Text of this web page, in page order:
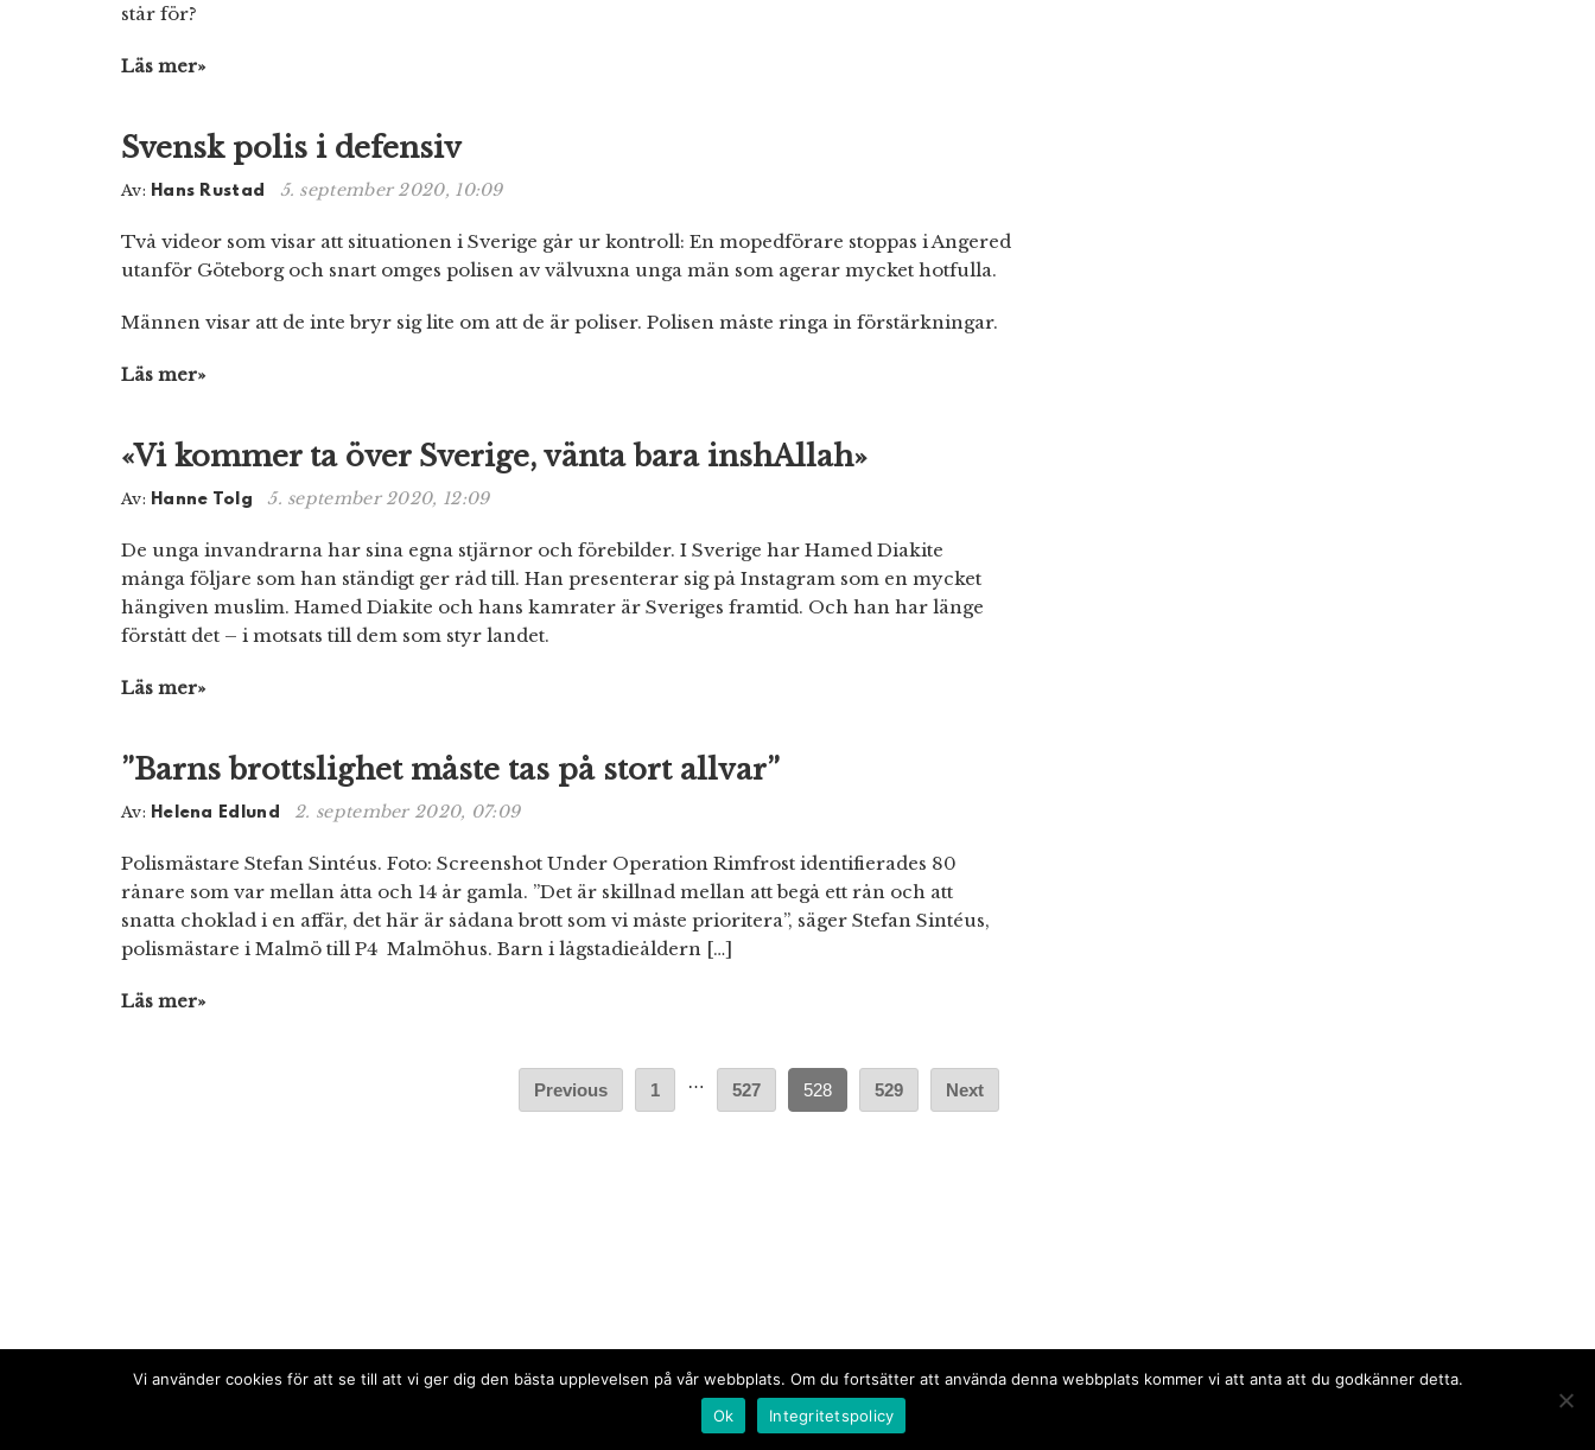
står för?
Läs mer»
Svensk polis i defensiv
Av: Hans Rustad 5. september 2020, 10:09
Två videor som visar att situationen i Sverige går ur kontroll: En mopedförare stoppas i Angered
utanför Göteborg och snart omges polisen av välvuxna unga män som agerar mycket hotfulla.
Männen visar att de inte bryr sig lite om att de är poliser. Polisen måste ringa in förstärkningar.
Läs mer»
«Vi kommer ta över Sverige, vänta bara inshAllah»
Av: Hanne Tolg 5. september 2020, 12:09
De unga invandrarna har sina egna stjärnor och förebilder. I Sverige har Hamed Diakite
många följare som han ständigt ger råd till. Han presenterar sig på Instagram som en mycket
hängiven muslim. Hamed Diakite och hans kamrater är Sveriges framtid. Och han har länge
förstått det – i motsats till dem som styr landet.
Läs mer»
”Barns brottslighet måste tas på stort allvar”
Av: Helena Edlund 2. september 2020, 07:09
Polismästare Stefan Sintéus. Foto: Screenshot Under Operation Rimfrost identifierades 80
rånare som var mellan åtta och 14 år gamla. ”Det är skillnad mellan att begå ett rån och att
snatta choklad i en affär, det här är sådana brott som vi måste prioritera”, säger Stefan Sintéus,
polismästare i Malmö till P4 Malmöhus. Barn i lågstadieåldern […]
Läs mer»
Previous 1 … 527 528 529 Next
Vi använder cookies för att se till att vi ger dig den bästa upplevelsen på vår webbplats. Om du fortsätter att använda denna webbplats kommer vi att anta att du godkänner detta.
Ok
Integritetspolicy